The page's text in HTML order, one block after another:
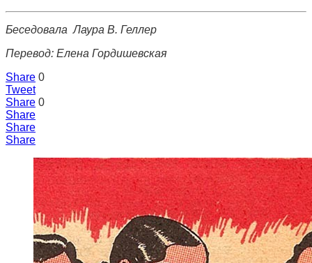
Беседовала Лаура В. Геллер
Перевод: Елена Гордишевская
Share 0
Tweet
Share 0
Share
Share
Share